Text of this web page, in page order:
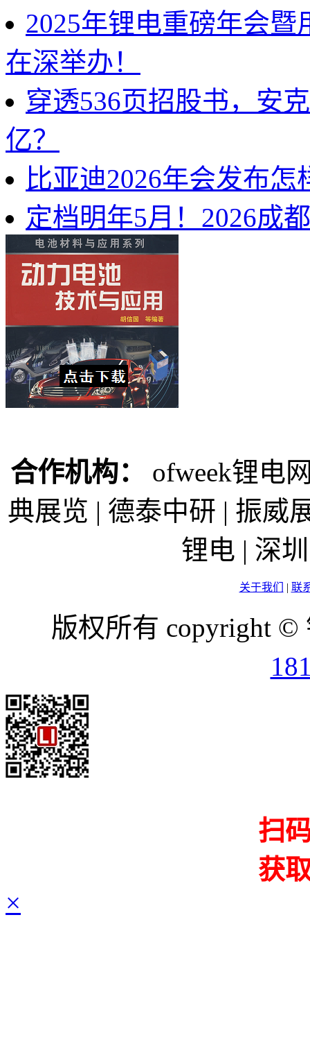
2025年锂电重磅年会
在深举办！
穿透536页招股书，安
亿？
比亚迪2026年会发布
定档明年5月！2026成
合作机构：
ofweek锂电
典展览 | 德泰中研 | 振威
锂电 | 深
关于我们 | 联
版权所有 copyright
扫
获
×